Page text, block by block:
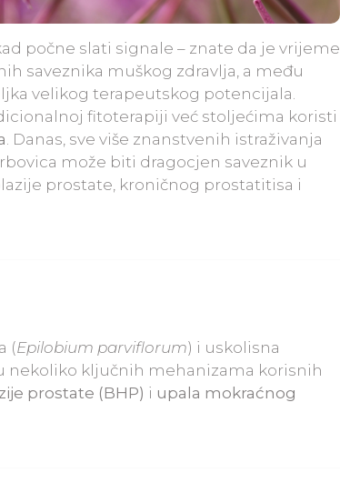
počne slati signale – znate da je vrijeme
saveznika muškog zdravlja, a među
velikog terapeutskog potencijala.
fitoterapiji već stoljećima koristi
. Danas, sve više znanstvenih istraživanja
može biti dragocjen saveznik u
prostate, kroničnog prostatitisa i
(Epilobium parviflorum) i uskolisna
nekoliko ključnih mehanizama korisnih
prostate (BHP) i upala mokraćnog